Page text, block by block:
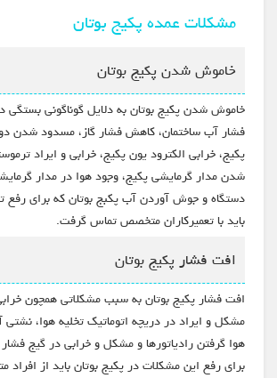
مشکلات عمده پکیج بوتان
خاموش شدن پکیج بوتان
خاموش شدن پکیج بوتان به دلایل گوناگونی بستگی
فشار آب ساختمان، کاهش فشار گاز، مسدود شدن
پکیج، خرابی الکترود یون پکیج، خرابی و ایراد
شدن مدار گرمایشی پکیج، وجود هوا در مدار
دستگاه و جوش آوردن آب پکبج بوتان که برای رفع
باید با تعمیرکاران متخصص تماس گرفت.
افت فشار پکیج بوتان
افت فشار پکیج بوتان به سبب مشکلاتی همچون
مشکل و ایراد در دریچه اتوماتیک تخلیه هوا، نشتی
هوا گرفتن رادیاتورها و مشکل و خرابی در گیج
برای رفع این مشکلات در پکیج بوتان باید از